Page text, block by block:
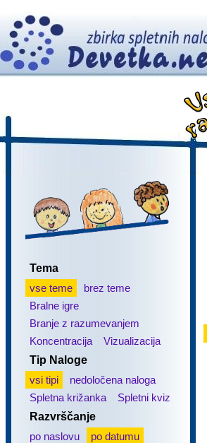
Tema
vse teme
brez teme
Bralne igre
Branje z razumevanjem
Koncentracija
Vizualizacija
Tip Naloge
vsi tipi
nedoločena naloga
Spletna križanka
Spletni kviz
Razvrščanje
po naslovu
po datumu